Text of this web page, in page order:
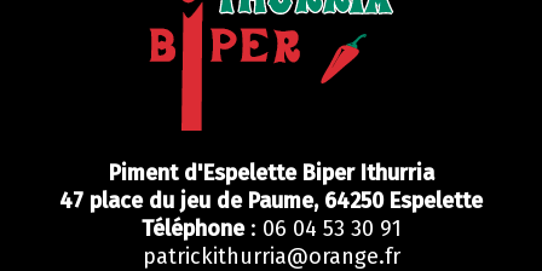
Piment d'Espelette Biper Ithurria
47 place du jeu de Paume, 64250 Espelette
Téléphone: 06 04 53 30 91
patrickithurria@orange.fr